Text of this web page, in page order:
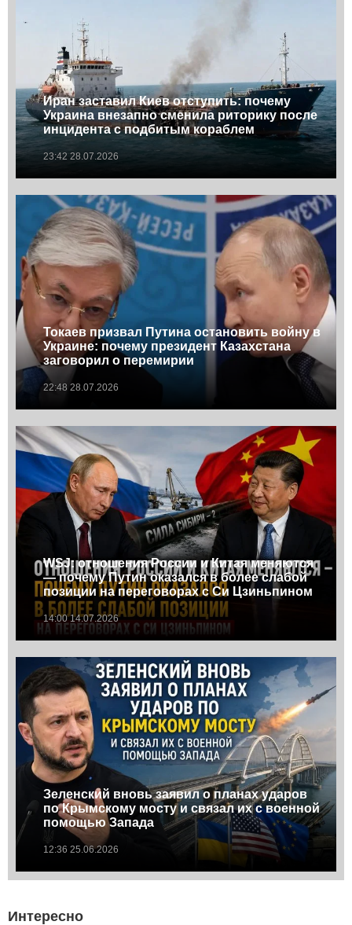
Иран заставил Киев отступить: почему
Украина внезапно сменила риторику после
инцидента с подбитым кораблем
23:42 28.07.2026
Токаев призвал Путина остановить войну в
Украине: почему президент Казахстана
заговорил о перемирии
22:48 28.07.2026
WSJ: отношения России и Китая меняются
— почему Путин оказался в более слабой
позиции на переговорах с Си Цзиньпином
14:00 14.07.2026
Зеленский вновь заявил о планах ударов
по Крымскому мосту и связал их с военной
помощью Запада
12:36 25.06.2026
Интересно